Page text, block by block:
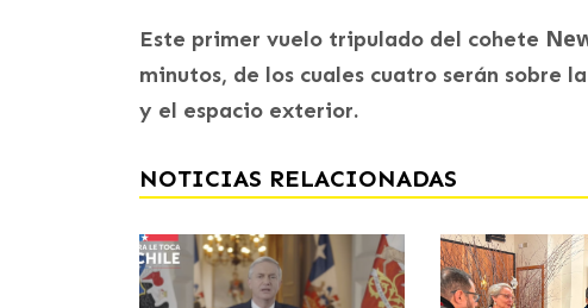
Este primer vuelo tripulado del cohete
minutos, de los cuales cuatro serán sobre
y el espacio exterior.
NOTICIAS RELACIONADAS